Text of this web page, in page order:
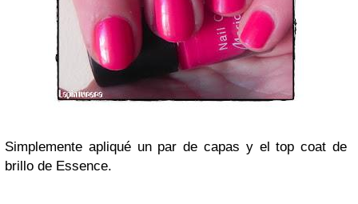
Simplemente apliqué un par de capas y el top coat de
brillo de Essence.